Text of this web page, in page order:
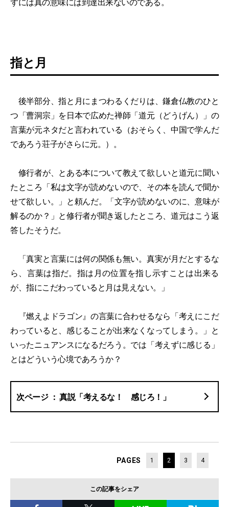
ずには真の意味には到達出来ないのである。
指と月
後半部分、指と月にまつわるくだりは、鎌倉仏教のひと
つ「曹洞宗」を日本で広めた禅師「道元（どうげん）」の
言葉が元ネタだと言われている（おそらく、中国で学んだ
であろう荘子がさらに元。）。
修行者が、とある本について教えて欲しいと道元に聞い
たところ「私は文字が読めないので、その本を読んで聞か
せて欲しい。」と頼んだ。「文字が読めないのに、意味が
解るのか？」と修行者が聞き返したところ、道元はこう返
答したそうだ。
「真実と言葉には何の関係も無い。真実が月だとするな
ら、言葉は指だ。指は月の位置を指し示すことは出来る
が、指にこだわっていると月は見えない。」
『燃えよドラゴン』の言葉に合わせるなら「考えにこだ
わっていると、感じることが出来なくなってしまう。」と
いったニュアンスになるだろう。では「考えずに感じる」
とはどういう心境であろうか？
真説「考えるな！ 感じろ！」
PAGES 1 2 3 4
この記事をシェア